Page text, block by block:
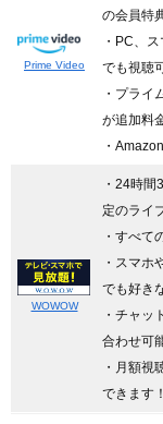
Prime Video
の会員特
・PC、
でも視聴
・プライ
が追加料
・
WOWOW
・24時
定のライ
・すべて
・スマホ
でも好き
・チャッ
合わせ可
・月額視
できます！